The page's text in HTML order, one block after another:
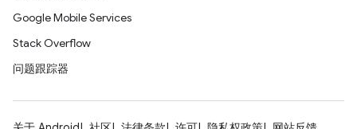
Google Mobile Services
Stack Overflow
问题跟踪器